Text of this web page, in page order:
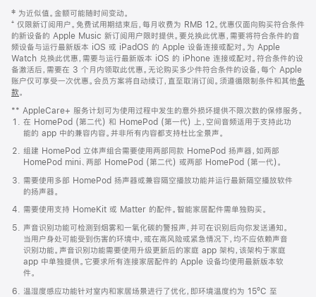
页
页
脚
注
‡ 为近似值。金额可能随时间变动。
⁺ 仅限新订阅用户。免费试用期结束后，每月收费为 RMB 12。优惠仅面向购买符合条件
的新设备的 Apple Music 新订阅用户限时提供。要兑换此优惠，需要将符合条件的音
频设备与运行最新版本 iOS 或 iPadOS 的 Apple 设备连接或配对。为 Apple
Watch 兑换此优惠，需要与运行最新版本 iOS 的 iPhone 连接或配对。符合条件的设
备激活后，需要在 3 个月内领取此优惠。无论购买多少件符合条件的设备，每个 Apple
账户仅可享受一次优惠。会员方案将自动续订，直至取消订阅。须遵循限制条件和其他条
款。
窗
口
中
打
开)
** AppleCare+ 服务计划可为使用过程中发生的意外损坏提供不限次数的保修服务。
在 HomePod (第二代) 和 HomePod (第一代) 上，空间音频适用于支持此功
能的 app 中的兼容内容。并非所有内容都支持杜比全景声。
组建 HomePod 立体声组合需要使用两部同款 HomePod 扬声器，如两部
HomePod mini、两部 HomePod (第二代) 或两部 HomePod (第一代)。
需要使用多部 HomePod 扬声器或兼容隔空播放功能并运行最新隔空播放软件
的扬声器。
需要使用支持 HomeKit 或 Matter 的配件。智能家居配件需单独购买。
声音识别功能可检测到烟雾和一氧化碳的警报声，并可在识别后向你发送通知。
当用户身处可能受到伤害的环境中，或在高风险或紧急情况下，均不应依赖声音
识别功能。声音识别功能需要使用升级更新后的家庭 app 架构，该架构于家庭
app 中单独提供。它要求所有连接家居配件的 Apple 设备均使用最新版本软
件。
温湿度感应功能针对室内和家居场景进行了优化，即环境温度约为 15ºC 至